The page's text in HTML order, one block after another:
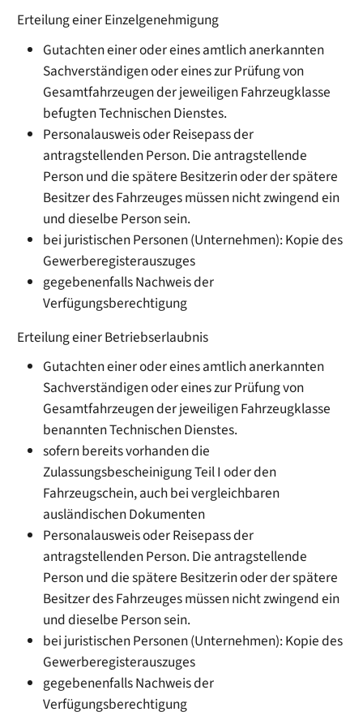
Erteilung einer Einzelgenehmigung
Gutachten einer oder eines amtlich anerkannten
Sachverständigen oder eines zur Prüfung von
Gesamtfahrzeugen der jeweiligen Fahrzeugklasse
befugten Technischen Dienstes.
Personalausweis oder Reisepass der
antragstellenden Person. Die antragstellende
Person und die spätere Besitzerin oder der spätere
Besitzer des Fahrzeuges müssen nicht zwingend ein
und dieselbe Person sein.
bei juristischen Personen (Unternehmen): Kopie des
Gewerberegisterauszuges
gegebenenfalls Nachweis der
Verfügungsberechtigung
Erteilung einer Betriebserlaubnis
Gutachten einer oder eines amtlich anerkannten
Sachverständigen oder eines zur Prüfung von
Gesamtfahrzeugen der jeweiligen Fahrzeugklasse
benannten Technischen Dienstes.
sofern bereits vorhanden die
Zulassungsbescheinigung Teil I oder den
Fahrzeugschein, auch bei vergleichbaren
ausländischen Dokumenten
Personalausweis oder Reisepass der
antragstellenden Person. Die antragstellende
Person und die spätere Besitzerin oder der spätere
Besitzer des Fahrzeuges müssen nicht zwingend ein
und dieselbe Person sein.
bei juristischen Personen (Unternehmen): Kopie des
Gewerberegisterauszuges
gegebenenfalls Nachweis der
Verfügungsberechtigung